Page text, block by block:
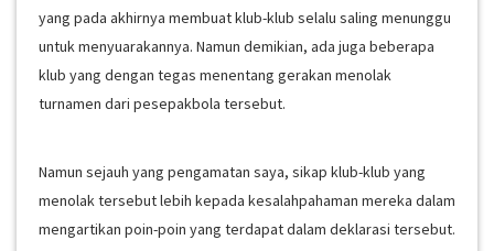
yang pada akhirnya membuat klub-klub selalu saling menunggu
untuk menyuarakannya. Namun demikian, ada juga beberapa
klub yang dengan tegas menentang gerakan menolak
turnamen dari pesepakbola tersebut.
Namun sejauh yang pengamatan saya, sikap klub-klub yang
menolak tersebut lebih kepada kesalahpahaman mereka dalam
mengartikan poin-poin yang terdapat dalam deklarasi tersebut.